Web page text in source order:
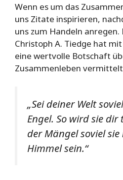
Wenn es um das
uns Zitate inspirieren,
uns zum Handeln
Christoph A. Tiedge hat
eine wertvolle Botschaft
Zusammenleben
„Sei deiner Welt
Engel. So wird sie
der Mängel soviel
Himmel sein.“